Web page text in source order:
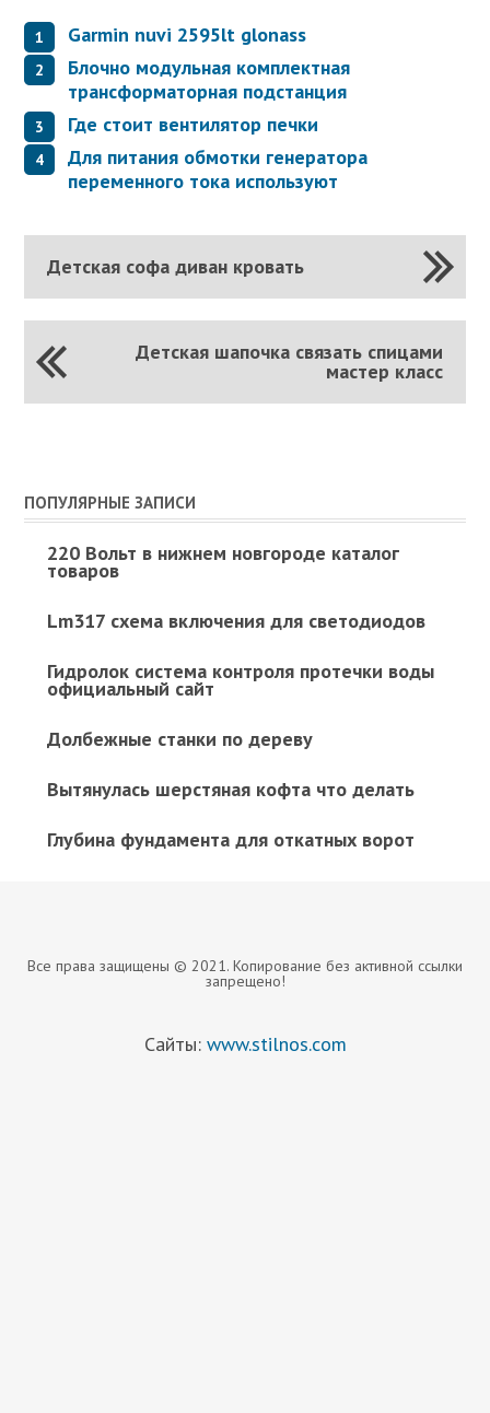
Garmin nuvi 2595lt glonass
Блочно модульная комплектная
трансформаторная подстанция
Где стоит вентилятор печки
Для питания обмотки генератора
переменного тока используют
Детская софа диван кровать
Детская шапочка связать спицами
мастер класс
ПОПУЛЯРНЫЕ ЗАПИСИ
220 Вольт в нижнем новгороде каталог
товаров
Lm317 схема включения для светодиодов
Гидролок система контроля протечки воды
официальный сайт
Долбежные станки по дереву
Вытянулась шерстяная кофта что делать
Глубина фундамента для откатных ворот
Все права защищены © 2021. Копирование без активной ссылки
запрещено!
Сайты: www.stilnos.com